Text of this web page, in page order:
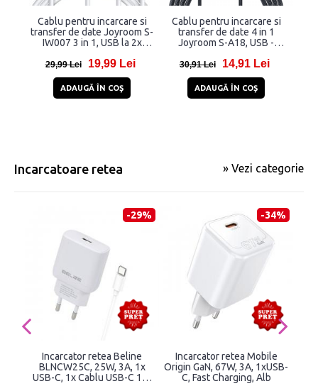
Cablu pentru incarcare si
transfer de date Joyroom S-
IW007 3 in 1, USB la 2x
wireless 3.5W Apple Watch
29,99 Lei 19,99 Lei
ADAUGĂ ÎN COŞ
Cablu pentru incarcare si
transfer de date 4 in 1
Joyroom S-A18, USB -
USB-C, 3.5A, 1.2m, Negru
30,91 Lei 14,91 Lei
ADAUGĂ ÎN COŞ
Incarcatoare retea » Vezi categorie
-29%
Incarcator retea Beline
BLNCW25C, 25W, 3A, 1x
USB-C, 1x Cablu USB-C 1m,
-34%
Incarcator retea Mobile
Origin GaN, 67W, 3A, 1xUSB-
C, Fast Charging, Alb